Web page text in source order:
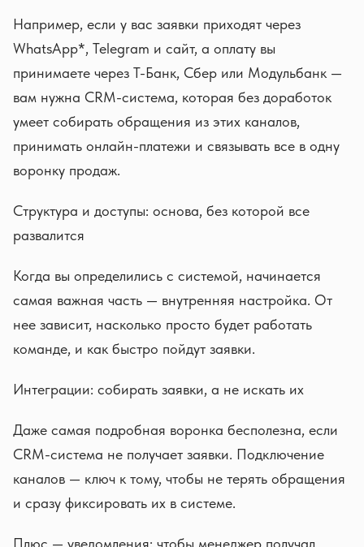
Например, если у вас заявки приходят через
WhatsApp*, Telegram и сайт, а оплату вы
принимаете через Т-Банк, Сбер или Модульбанк —
вам нужна CRM-система, которая без доработок
умеет собирать обращения из этих каналов,
принимать онлайн-платежи и связывать все в одну
воронку продаж.
Структура и доступы: основа, без которой все
развалится
Когда вы определились с системой, начинается
самая важная часть — внутренняя настройка. От
нее зависит, насколько просто будет работать
команде, и как быстро пойдут заявки.
Интеграции: собирать заявки, а не искать их
Даже самая подробная воронка бесполезна, если
CRM-система не получает заявки. Подключение
каналов — ключ к тому, чтобы не терять обращения
и сразу фиксировать их в системе.
Плюс — уведомления: чтобы менеджер получал